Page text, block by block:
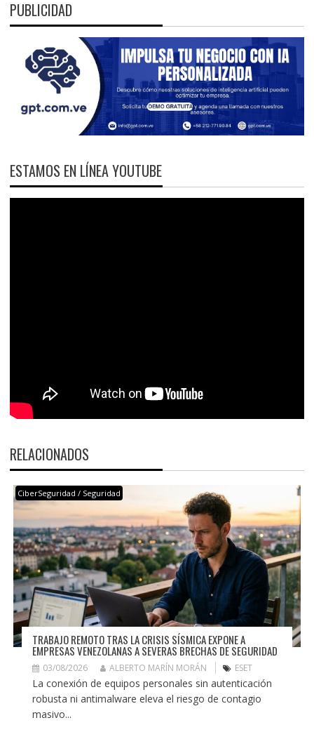
PUBLICIDAD
ESTAMOS EN LÍNEA YOUTUBE
RELACIONADOS
CiberSeguridad / Seguridad
TRABAJO REMOTO TRAS LA CRISIS SÍSMICA EXPONE A
EMPRESAS VENEZOLANAS A SEVERAS BRECHAS DE SEGURIDAD
03/08/2026 ALBERTO MARÍN MORÁN ESET
La conexión de equipos personales sin autenticación
robusta ni antimalware eleva el riesgo de contagio
masivo...